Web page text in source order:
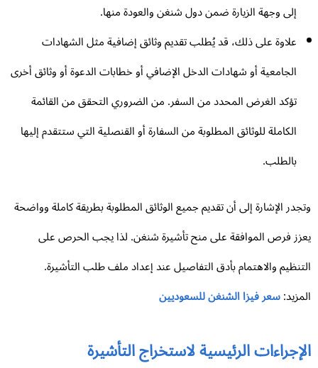
إلى وجهة الزيارة ضمن دول شنغن والعودة منها.
علاوة على ذلك، قد يُطلب تقديم وثائق إضافية مثل الشهادات
الجامعية أو شهادات الدخل الإضافي أو خطابات الدعوة أو وثائق أخرى
تؤكد الغرض المحدد من السفر. من الضروري التحقق من القائمة
الكاملة للوثائق المطلوبة من السفارة أو القنصلية التي ستتقدم إليها
بالطلب.
الإشارة إلى أن تقديم جميع الوثائق المطلوبة بطريقة كاملة وواضحة
فرص الموافقة على منح تأشيرة شنغن. لذا يجب الحرص على
والاهتمام بأدق التفاصيل عند إعداد ملف طلب التأشيرة.
سعر فيزا الشنغن للسعوديين
الرئيسية لاستخراج التأشيرة